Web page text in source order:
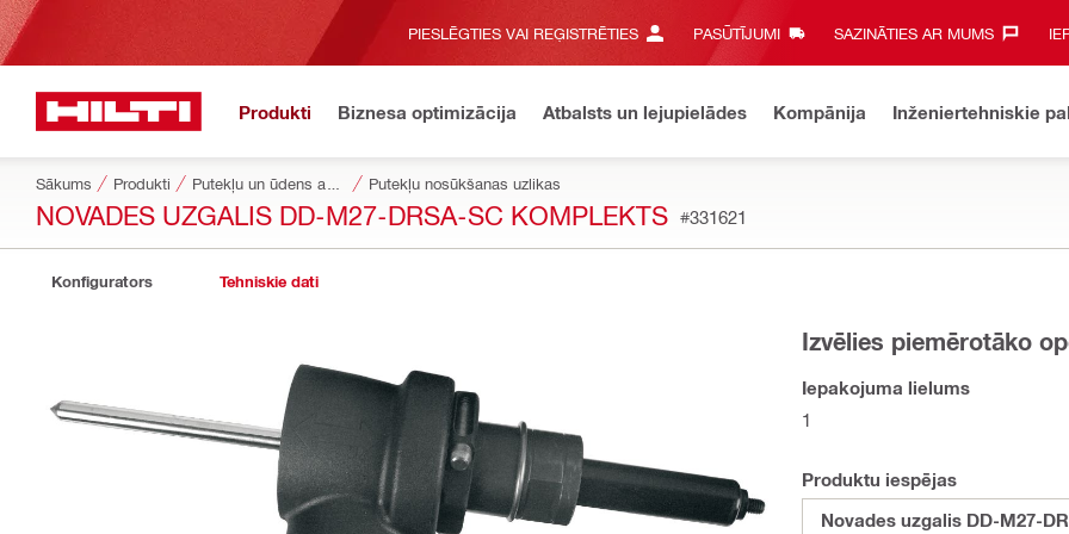
PIESLĒGTIES VAI REĢISTRĒTIES PASŪTĪJUMI SAZINĀTIES AR MUMS‎
Produkti Biznesa optimizācija Atbalsts un lejupielādes Kompānija Inženiertehniskie
Sākums Produkti Putekļu nosūkšanas uzlikas
NOVADES UZGALIS DD-M27-DRSA-SC KOMPLEKTS #331621
Konfigurators Tehniskie dati
Izvēlies piemērotāko
Iepakojuma lielums
1
Produktu iespējas
Novades uzgalis DD-M27-